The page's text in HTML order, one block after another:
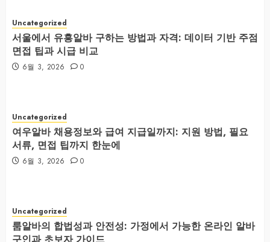
Uncategorized
서울에서 유흥알바 구하는 방법과 자격: 데이터 기반 주점
면접 팁과 시급 비교
6월 3, 2026 0
Uncategorized
여우알바 채용정보와 급여 지급일까지: 지원 방법, 필요
서류, 면접 팁까지 한눈에
6월 3, 2026 0
Uncategorized
룸알바의 합법성과 안전성: 가정에서 가능한 온라인 알바